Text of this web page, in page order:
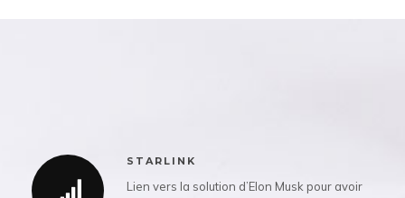
STARLINK
Lien vers la solution d’Elon Musk pour avoir